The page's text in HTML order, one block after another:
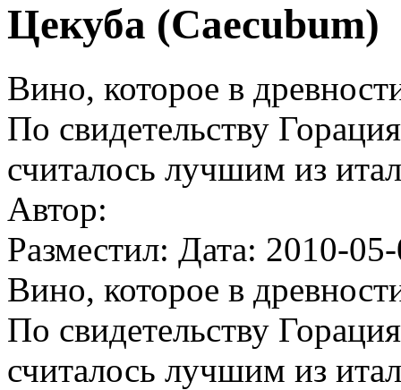
Цекуба (Caecubum)
Вино, которое в
По свидетельству
считалось лучшим из
Автор:
Разместил: Дата: 2010-
Вино, которое в
По свидетельству
считалось лучшим из